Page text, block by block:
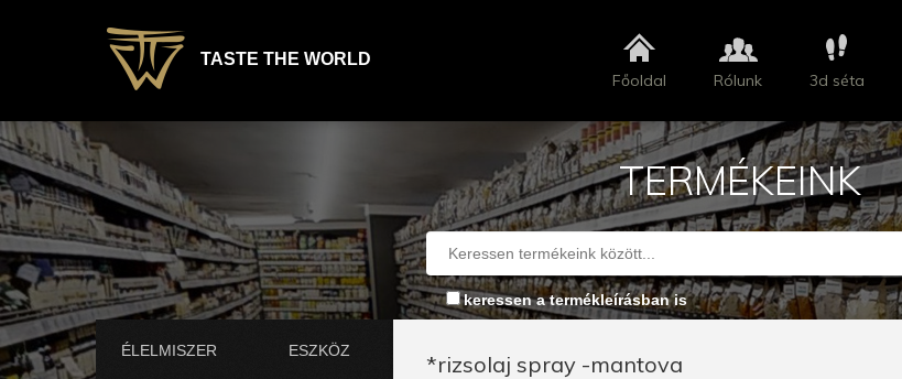
TASTE THE WORLD
Főoldal Rólunk 3d séta
TERMÉKEINK
keressen a termékleírásban is
ÉLELMISZER ESZKÖZ *rizsolaj spray -mantova